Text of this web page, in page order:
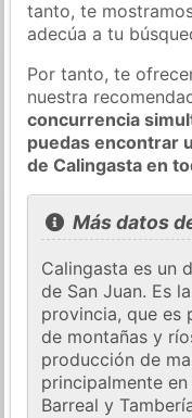
tanto, te
adecúa a tu
Por tanto, te
nuestra
concurrencia
puedas encontrar
de Calingasta en
Más datos
Calingasta es un
de San Juan. Es
provincia, que es
de montañas y
producción de
principalmente
Barreal y